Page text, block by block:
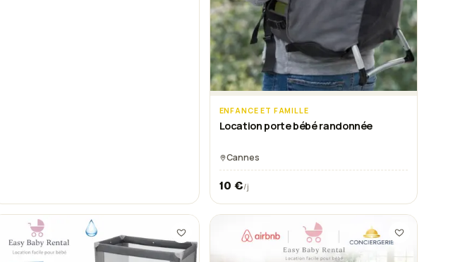
ENFANCE ET FAMILLE
Location porte bébé randonnée
Cannes
10 €/j